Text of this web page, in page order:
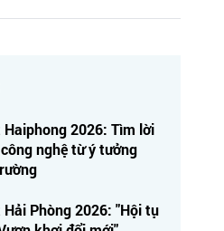
Haiphong 2026: Tìm lời
nghệ từ ý tưởng
Hải Phòng 2026: "Hội tụ